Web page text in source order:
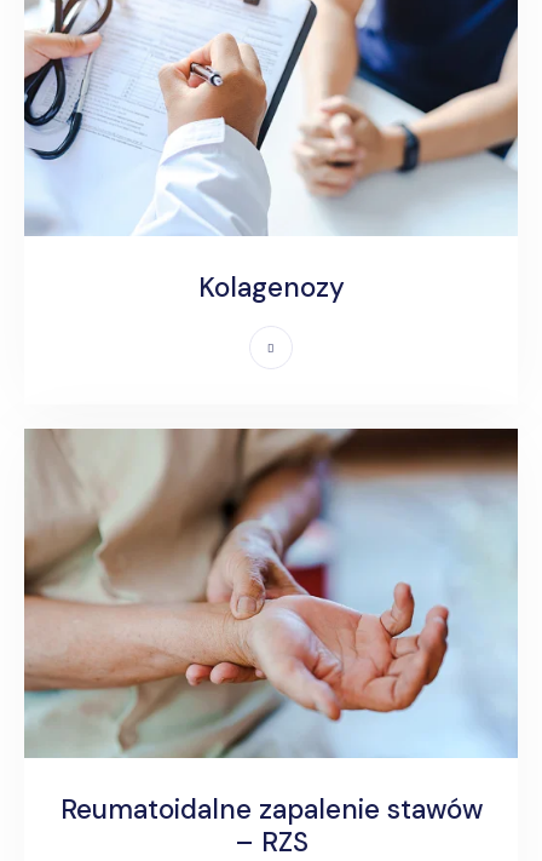
Kolagenozy
Reumatoidalne zapalenie stawów
– RZS